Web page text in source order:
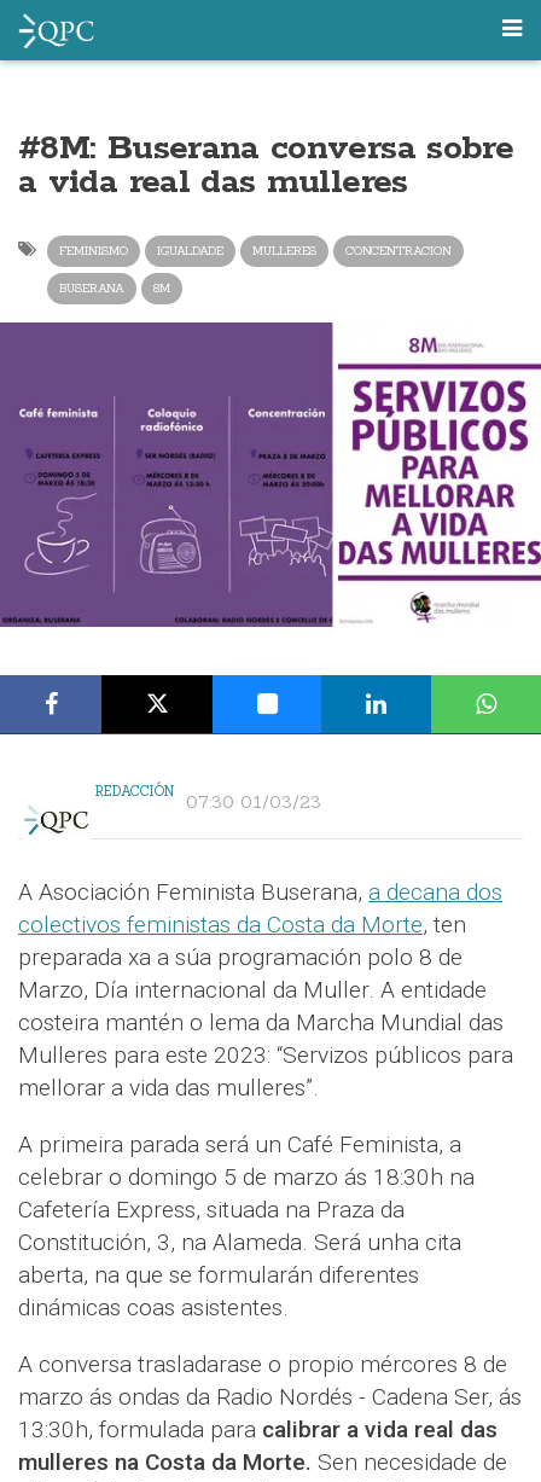
#8M: Buserana conversa sobre
a vida real das mulleres
FEMINISMO IGUALDADE MULLERES CONCENTRACION
BUSERANA 8M
REDACCIÓN 07:30 01/03/23
A Asociación Feminista Buserana, a decana dos
colectivos feministas da Costa da Morte, ten
preparada xa a súa programación polo 8 de
Marzo, Día internacional da Muller. A entidade
costeira mantén o lema da Marcha Mundial das
Mulleres para este 2023: “Servizos públicos para
mellorar a vida das mulleres”.
A primeira parada será un Café Feminista, a
celebrar o domingo 5 de marzo ás 18:30h na
Cafetería Express, situada na Praza da
Constitución, 3, na Alameda. Será unha cita
aberta, na que se formularán diferentes
dinámicas coas asistentes.
A conversa trasladarase o propio mércores 8 de
marzo ás ondas da Radio Nordés - Cadena Ser, ás
13:30h, formulada para calibrar a vida real das
mulleres na Costa da Morte. Sen necesidade de